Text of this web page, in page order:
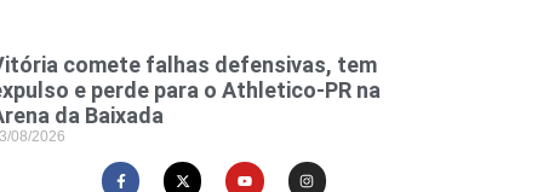
comete falhas defensivas, tem
e perde para o Athletico-PR na
da Baixada
08/2026